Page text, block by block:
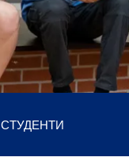
СТУДЕНТИ